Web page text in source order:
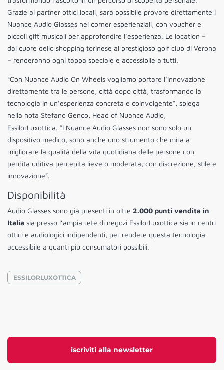
iscriviti alla newsletter
Grazie ai partner ottici locali, sarà possibile provare direttamente i
Nuance Audio Glasses nei corner esperienziali, con voucher e
piccoli gift musicali per approfondire l’esperienza. Le location –
dal cuore dello shopping torinese al prestigioso golf club di Verona
– renderanno ogni tappa speciale e accessibile a tutti.
“Con Nuance Audio On Wheels vogliamo portare l’innovazione
direttamente tra le persone, città dopo città, trasformando la
tecnologia in un’esperienza concreta e coinvolgente”, spiega
nella nota Stefano Genco, Head of Nuance Audio,
EssilorLuxottica. “I Nuance Audio Glasses non sono solo un
dispositivo medico, sono anche uno strumento che mira a
migliorare la qualità della vita quotidiana delle persone con
perdita uditiva percepita lieve o moderata, con discrezione, stile e
innovazione”.
Disponibilità
Audio Glasses sono già presenti in oltre 2.000 punti vendita in
Italia sia presso l’ampia rete di negozi EssilorLuxottica sia in centri
ottici e audiologici indipendenti, per rendere questa tecnologia
accessibile a quanti più consumatori possibili.
ESSILORLUXOTTICA